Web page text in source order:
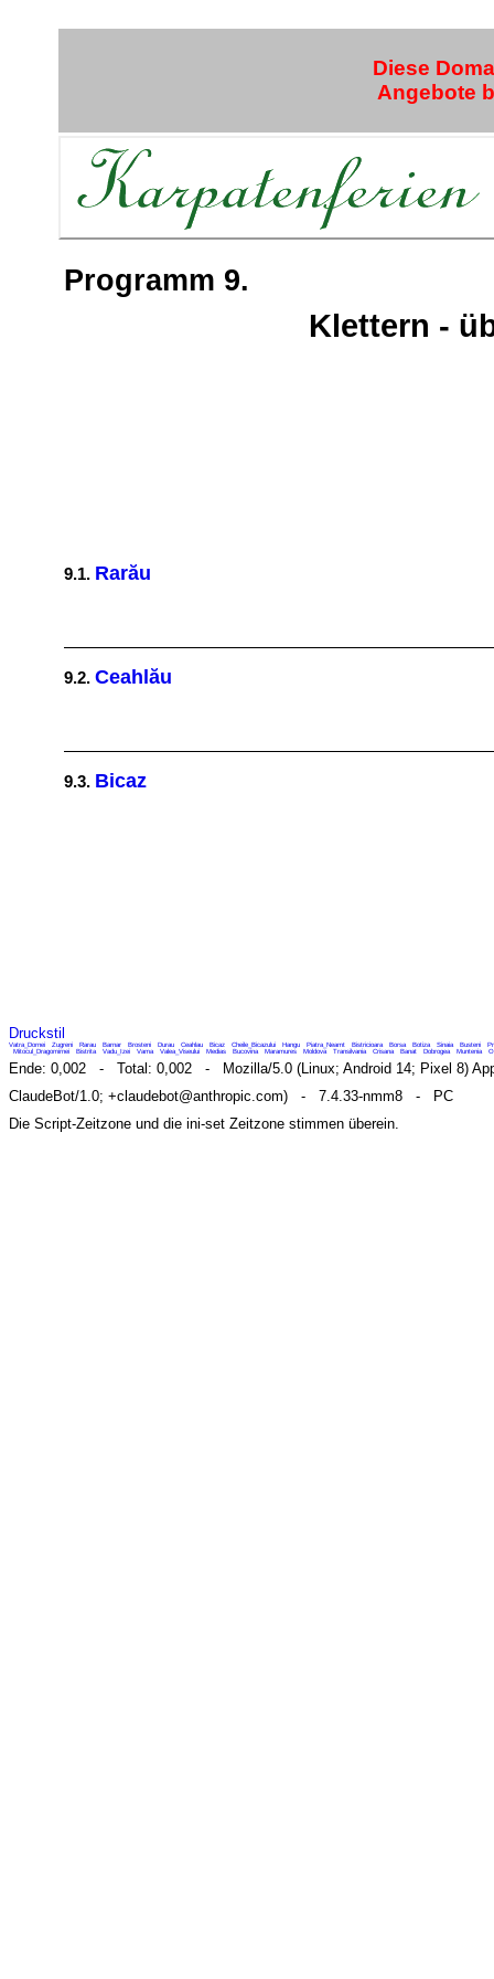
Diese
Angebote
Programm 9.
Klettern -
9.1. Rarău
9.2.Ceahlău
9.3. Bicaz
Druckstil
Vatra_Dornei Zugreni Rarau Barnar Brosteni Durau Ceahlau Bicaz Cheile_Bicazului Hangu Piatra_Neamt Bistricioara Borsa Botiza Sinaia Busteni
Mitocul_Dragomirnei
Bistrita Vadu_Izei Vama Valea_Viseului Medias Bucovina Maramures Moldova Transilvania Crisana Banat Dobrogea Muntenia
Ende: 0,002 - Total: 0,002 - Mozilla/5.0 (Linux; Android 14; Pixel 8)
ClaudeBot/1.0; +claudebot@anthropic.com) - 7.4.33-nmm8 - PC
Die Script-Zeitzone und die ini-set Zeitzone stimmen überein.